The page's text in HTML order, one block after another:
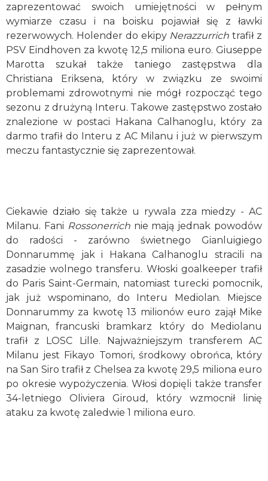
zaprezentować swoich umiejętności w pełnym
wymiarze czasu i na boisku pojawiał się z ławki
rezerwowych. Holender do ekipy Nerazzurrich trafił z
PSV Eindhoven za kwotę 12,5 miliona euro. Giuseppe
Marotta szukał także taniego zastępstwa dla
Christiana Eriksena, który w związku ze swoimi
problemami zdrowotnymi nie mógł rozpocząć tego
sezonu z drużyną Interu. Takowe zastępstwo zostało
znalezione w postaci Hakana Calhanoglu, który za
darmo trafił do Interu z AC Milanu i już w pierwszym
meczu fantastycznie się zaprezentował.
Ciekawie działo się także u rywala zza miedzy - AC
Milanu. Fani Rossonerrichnie mają jednak powodów
do radości - zarówno świetnego Gianluigiego
Donnarummę jak i Hakana Calhanoglu stracili na
zasadzie wolnego transferu. Włoski goalkeeper trafił
do Paris Saint-Germain, natomiast turecki pomocnik,
jak już wspominano, do Interu Mediolan. Miejsce
Donnarummy za kwotę 13 milionów euro zajął Mike
Maignan, francuski bramkarz który do Mediolanu
trafił z LOSC Lille. Najważniejszym transferem AC
Milanu jest Fikayo Tomori, środkowy obrońca, który
na San Siro trafił z Chelsea za kwotę 29,5 miliona euro
po okresie wypożyczenia. Włosi dopięli także transfer
34-letniego Oliviera Giroud, który wzmocnił linię
ataku za kwotę zaledwie 1 miliona euro.